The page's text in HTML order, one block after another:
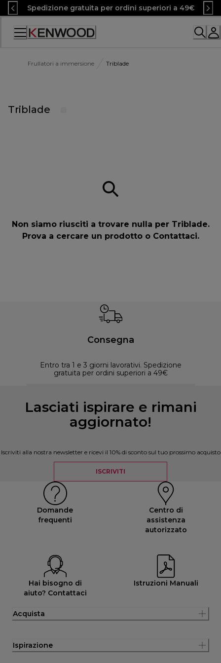
Skip
to
Content
Spedizione gratuita per ordini superiori a 49€
Accessibility
Frullatori a immersione Triblade
Triblade
Non siamo riusciti a trovare nulla per Triblade.
Prova a cercare un prodotto o Contattaci.
Consegna
Entro tra 1 e 3 giorni lavorativi. Spedizione
gratuita per ordini superiori a 49€
Lasciati ispirare e rimani
aggiornato!
Iscriviti alla nostra newsletter e ricevi il 10% di sconto sul tuo prossimo acquisto
ISCRIVITI
Domande
frequenti
Centro di
assistenza
autorizzato
Hai bisogno di
aiuto? Contattaci
Istruzioni Manuali
Acquista
Ispirazione